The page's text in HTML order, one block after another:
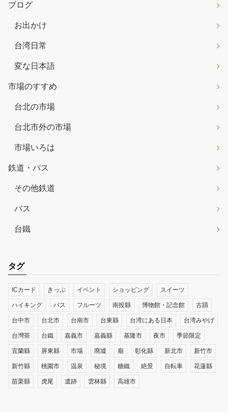
ブログ
お出かけ
台湾日常
変な日本語
市場のすすめ
台北の市場
台北市外の市場
市場いろは
鉄道・バス
その他鉄道
バス
台鐵
タグ
ICカード きっぷ イベント ショッピング スイーツ
ハイキング バス フルーツ 南投縣 博物館・記念館 古蹟
台中市 台北市 台南市 台東縣 台湾にある日本 台湾みやげ
台灣茶 台鐵 嘉義市 嘉義縣 基隆市 夜市 季節限定
宜蘭縣 屏東縣 市場 廃墟 廟 彰化縣 新北市 新竹市
新竹縣 桃園市 温泉 秘境 糖鐵 絶景 自転車 花蓮縣
苗栗縣 虎尾 遺跡 雲林縣 高雄市